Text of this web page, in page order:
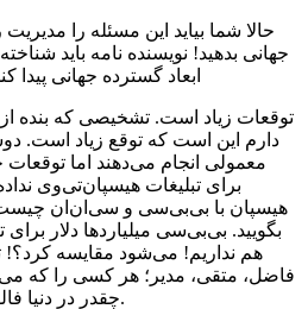
حالا شما بیاید این مسئله را
جهانی بدهید! نویسنده نامه باید
ابعاد گسترده جهانی پیدا
توقعات زیاد است. تشخیصی که بنده
دارم این است که توقع زیاد است.
معمولی انجام می‌دهند اما توقعات
برای تبلیغات هیسپان‌تی‌وی
هیسپان با بی‌بی‌سی و سی‌ان‌ان
بگویید. بی‌بی‌سی میلیاردها دلار برای
هم نداریم! می‌شود مقایسه کرد؟!
فاضل، متقی، مدیر؛ هر کسی را که
چقدر در دنیادارد؟ مثلاً در اینستاگرام.